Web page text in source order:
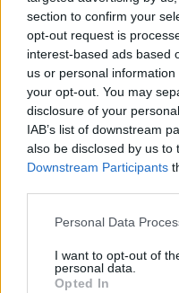
section to confirm your
opt-out request is
interest-based ads based
us or personal
your opt-out. You may
disclosure of your
IAB’s list of downstream
also be disclosed by us to
Downstream Participants
Personal Data
I want to opt-out of
personal data.
Opted In
Οι πιο
φορέσετε το